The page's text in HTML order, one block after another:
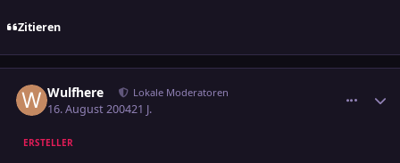
Zitieren
Wulfhere Lokale Moderatoren
16. August 200421 J.
ERSTELLER